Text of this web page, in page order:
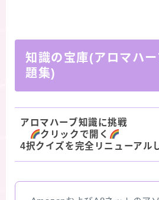
知識の宝庫(アロマハー
題集)
アロマハーブ知識に挑戦
クリックで開く
4択クイズを完全リニューアル